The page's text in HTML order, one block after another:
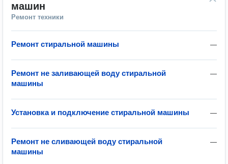
машин
Ремонт техники
—
Ремонт стиральной машины
—
Ремонт не заливающей воду стиральной
машины
—
Установка и подключение стиральной машины
—
Ремонт не сливающей воду стиральной
машины